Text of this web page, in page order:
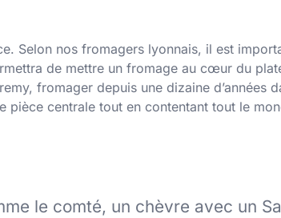
Selon nos fromagers lyonnais, il est
de mettre un fromage au cœur du
fromager depuis une dizaine d’années
centrale tout en contentant tout le
le comté, un chèvre avec un